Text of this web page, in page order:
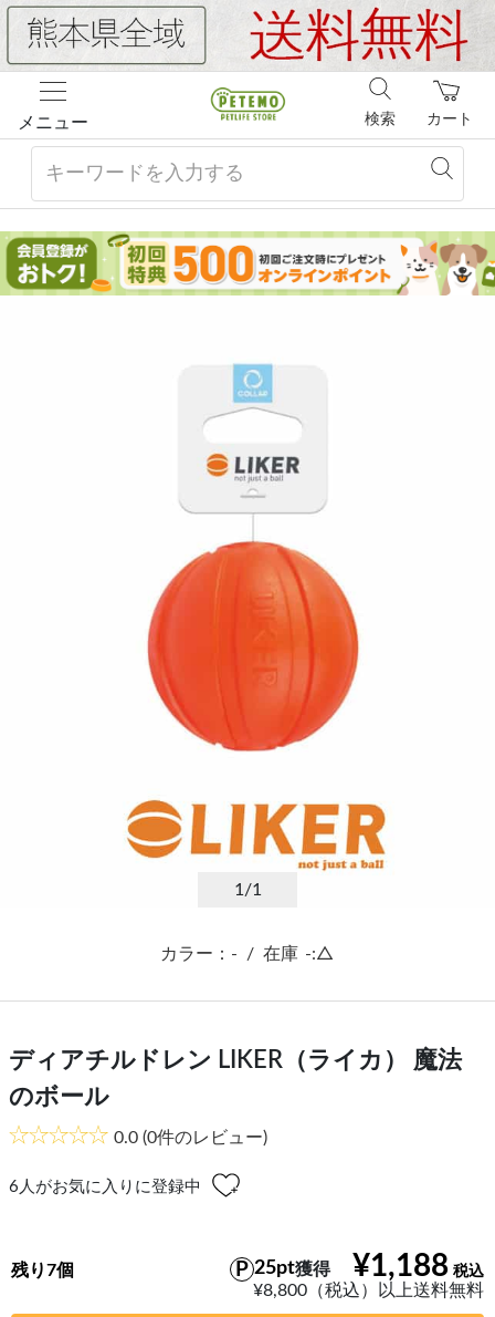
メニュー カート
検索
1/1
カラー：- / 在庫 -:△
ディアチルドレン LIKER（ライカ） 魔法
のボール
0.0 (0件のレビュー)
6 人がお気に入りに登録中
¥1,188
25pt獲得
¥8,800（税込）以上送料無料
残り7個